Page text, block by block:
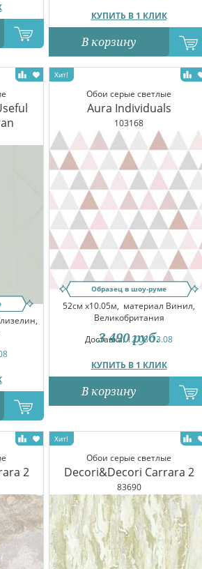
КУПИТЬ В 1 КЛИК
В корзину
Обои серые светлые
Aura Individuals
103168
Образец в шоу-руме
52см x10.05м, материал Винил,
Великобритания
Доставка:12.08-13.08
КУПИТЬ В 1 КЛИК
3 490 руб.
В корзину
2
Обои серые светлые
Decori&Decori Carrara 2
83690